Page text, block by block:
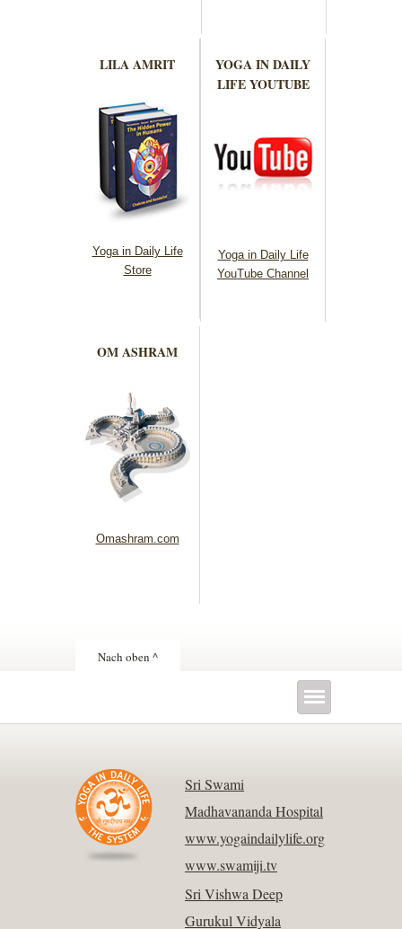
LILA AMRIT
Yoga in Daily Life
Store
YOGA IN DAILY
LIFE YOUTUBE
Yoga in Daily Life
YouTube Channel
OM ASHRAM
Omashram.com
Nach oben ^
Sri Swami
Madhavananda Hospital
www.yogaindailylife.org
www.swamiji.tv
Sri Vishwa Deep
Gurukul Vidyala